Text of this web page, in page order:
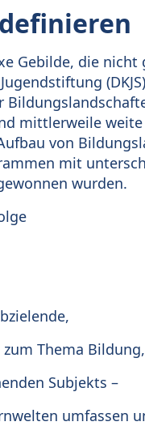
Gebilde, die nicht
mittlerweile
von
mit
wurden.
Thema
Subjekts –
umfassen